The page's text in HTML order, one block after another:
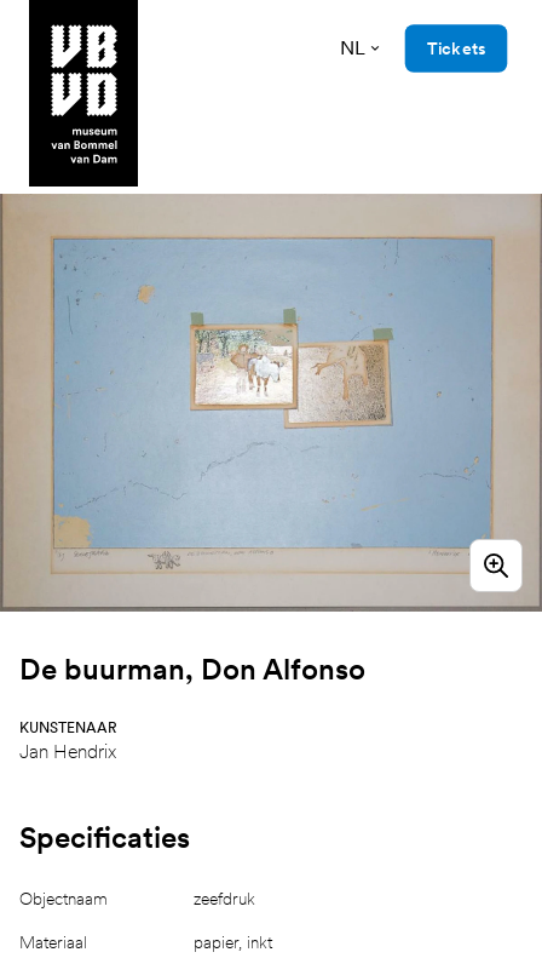
museum van Bommel van Dam
NL Tickets
De buurman, Don Alfonso
KUNSTENAAR
Jan Hendrix
Specificaties
Objectnaam zeefdruk
Materiaal papier, inkt